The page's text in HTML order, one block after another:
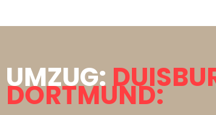
UMZUG:
DORTMUND: